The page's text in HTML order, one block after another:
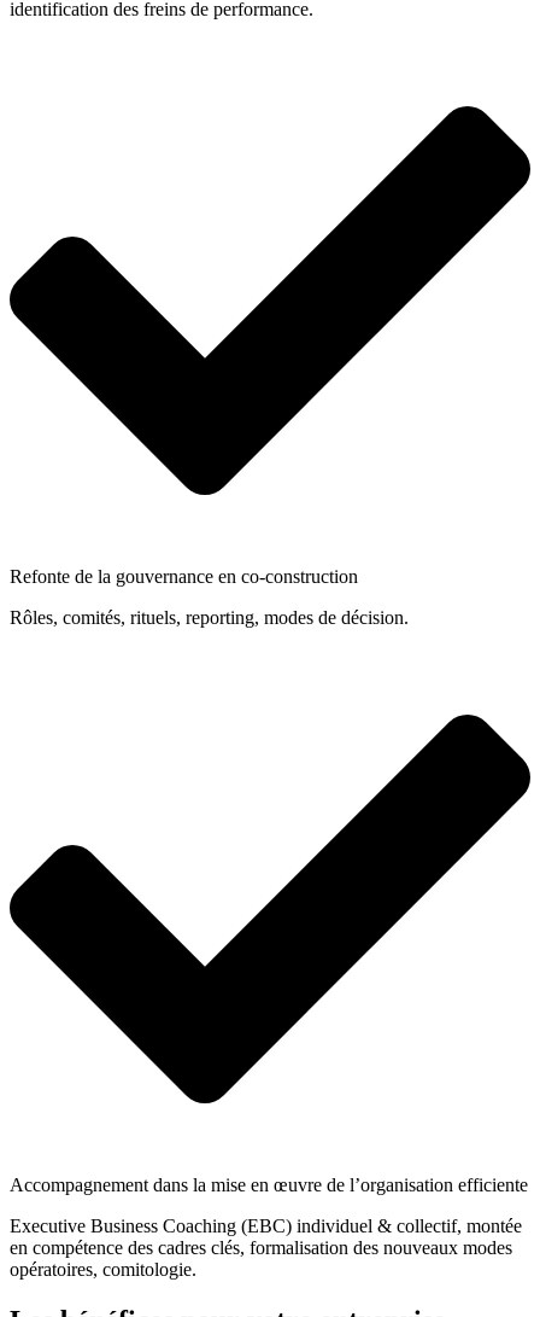
identification des freins de performance.
Refonte de la gouvernance en co-construction
Rôles, comités, rituels, reporting, modes de décision.
Accompagnement dans la mise en œuvre de l’organisation efficiente
Executive Business Coaching (EBC) individuel & collectif, montée
en compétence des cadres clés, formalisation des nouveaux modes
opératoires, comitologie.